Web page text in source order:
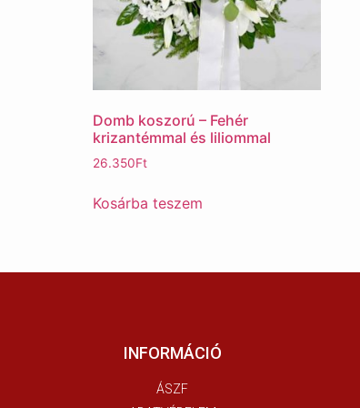
Domb koszorú – Fehér
krizantémmal és liliommal
26.350Ft
Kosárba teszem
INFORMÁCIÓ
ÁSZF